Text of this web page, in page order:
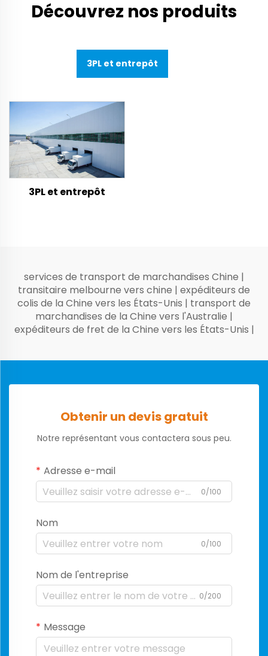
Découvrez nos produits
3PL et entrepôt
3PL et entrepôt
services de transport de marchandises Chine |
transitaire melbourne vers chine | expéditeurs de
colis de la Chine vers les États-Unis | transport de
marchandises de la Chine vers l'Australie |
expéditeurs de fret de la Chine vers les États-Unis |
Obtenir un devis gratuit
Notre représentant vous contactera sous peu.
Adresse e-mail
0/100
Nom
0/100
Nom de l'entreprise
0/200
Message